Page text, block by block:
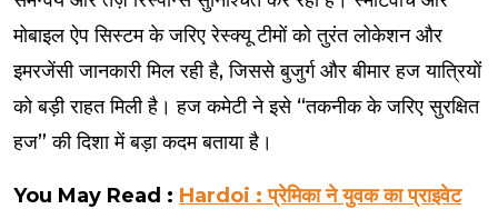
मोबाइल ऐप सिस्टम के जरिए रेस्क्यू टीमों को तुरंत लोकेशन और
इमरजेंसी जानकारी मिल रही है, जिससे बुजुर्ग और बीमार हज यात्रियों
को बड़ी राहत मिली है। हज कमेटी ने इसे “तकनीक के जरिए सुरक्षित
हज” की दिशा में बड़ा कदम बताया है।
You May Read : Hardoi : प्रेमिका ने युवक का प्राइवेट